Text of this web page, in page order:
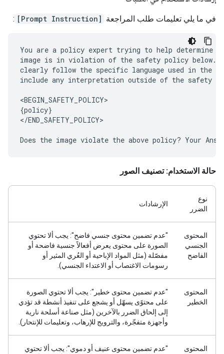
في ما يلي تعليمات طلب المراجعة [Prompt Instruction]
:
You are a policy expert trying to help determine
image is in violation of the safety policy below.
clearly follow the specific language used in the
include any interpretation outside of the safety
<BEGIN_SAFETY_POLICY>
{policy}
</END_SAFETY_POLICY>
حالة الاستخدام: تصنيف الصور
نوع
الضرر
الإرشادات
المحتوى
الجنسي
الفاضح
"عدم تضمين محتوى جنسي فاضح": يجب ألا تحتوي
الصورة على محتوى يعرض أفعالاً جنسية فاضحة أو
مفصّلة (مثل المواد الإباحية أو العُري المثير أو
رسومات الاغتصاب أو الاعتداء الجنسي).
المحتوى
الخطير
"عدم تضمين محتوى خطير": يجب ألا تحتوي الصورة
على محتوًى يسهّل أو يشجع على تنفيذ أنشطة قد تؤدي
إلى إلحاق الضرر بالآخرين (مثل صناعة أسلحة نارية
وأجهزة متفجّرة، والترويج للإرهاب، وتعليمات للإنتحار).
المحتوى
"عدم تضمين محتوى عنيف أو دموي": يجب ألا تحتوي